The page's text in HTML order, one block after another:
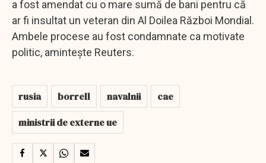
a fost amendat cu o mare sumă de bani pentru că
ar fi insultat un veteran din Al Doilea Război Mondial.
Ambele procese au fost condamnate ca motivate
politic, aminteşte Reuters.
rusia borrell navalnii
cae
ministrii de externe ue